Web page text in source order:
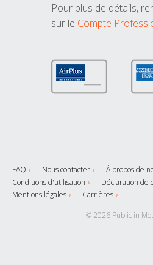
Pour plus de détails,
sur le Compte
FAQ Nous contacter À propos de
Conditions d'utilisation
Déclaration de
Mentions légales
Carrières
© 2026 Public in